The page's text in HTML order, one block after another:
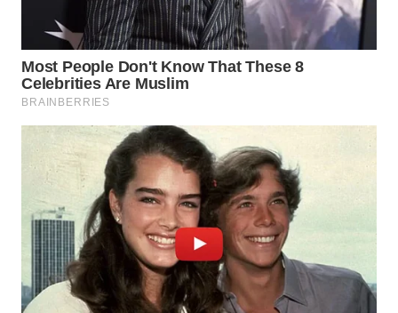
WN
KARO
WN
SIMALUNGUN
WN
LABUHANBATU
WN
TAPANULI
TENGAH
WN DELI